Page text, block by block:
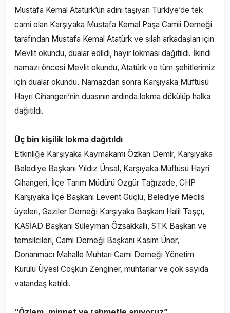
Mustafa Kemal Atatürk’ün adını taşıyan Türkiye’de tek
cami olan Karşıyaka Mustafa Kemal Paşa Camii Derneği
tarafından Mustafa Kemal Atatürk ve silah arkadaşları için
Mevlit okundu, dualar edildi, hayır lokması dağıtıldı. İkindi
namazı öncesi Mevlit okundu, Atatürk ve tüm şehitlerimiz
için dualar okundu. Namazdan sonra Karşıyaka Müftüsü
Hayri Cihangeri’nin duasının ardında lokma dökülüp halka
dağıtıldı.
Üç bin kişilik lokma dağıtıldı
Etkinliğe Karşıyaka Kaymakamı Özkan Demir, Karşıyaka
Belediye Başkanı Yıldız Ünsal, Karşıyaka Müftüsü Hayri
Cihangeri, İlçe Tarım Müdürü Özgür Tağızade, CHP
Karşıyaka İlçe Başkanı Levent Güçlü, Belediye Meclis
üyeleri, Gaziler Derneği Karşıyaka Başkanı Halil Taşçı,
KASİAD Başkanı Süleyman Özsakkallı, STK Başkan ve
temsilcileri, Cami Derneği Başkanı Kasım Üner,
Donanmacı Mahalle Muhtarı Cami Derneği Yönetim
Kurulu Üyesi Coşkun Zenginer, muhtarlar ve çok sayıda
vatandaş katıldı.